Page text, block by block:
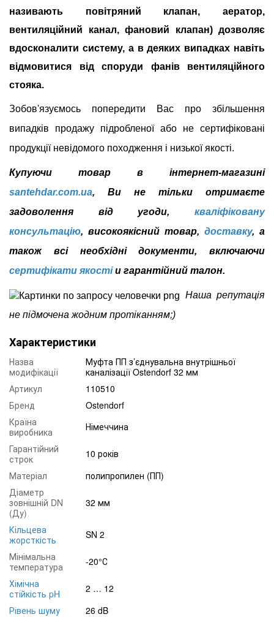
називають повітряний клапан, аератор,
вентиляційний канал, фановий клапан) дозволяє
вдосконалити систему, а в деяких випадках навіть
відмовитися від споруди фанів вентиляційного
стояка.
Зобов'язуємось попередити Вас про збільшення
випадків продажу підробленої або не сертифіковані
продукції невідомого походження і низької якості.
Купуючи товар в інтернет-магазині
santehdar.com.ua, Ви не тільки отримаєте
задоволення від угоди, кваліфіковану
консультацію, високоякісний товар, доставку, а
також всі необхідні документи, включаючи
сертифікати якостіи гарантійний талон.
Наша репутація
не підмочена жодним протіканням;)
Характеристики
Назва
модифікації
Муфта ПП з’єднувальна внутрішньої
каналізації Ostendorf 32 мм
Артикул
110510
Бренд
Ostendorf
Країна
виробника
Німеччина
Гарантійний
строк
10 років
Матеріал
полипропилен (ПП)
Діаметр
зовнішній DN
(Ду)
32 мм
Кільцева
жорсткість
SN 2
Мінімальна
температура
-20°С
Хімічна
стійкість pH
2 … 12
Рівень шуму
26 dB